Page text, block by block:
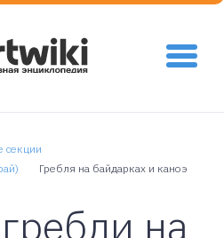
секции
Гребля на байдарках и каноэ
на